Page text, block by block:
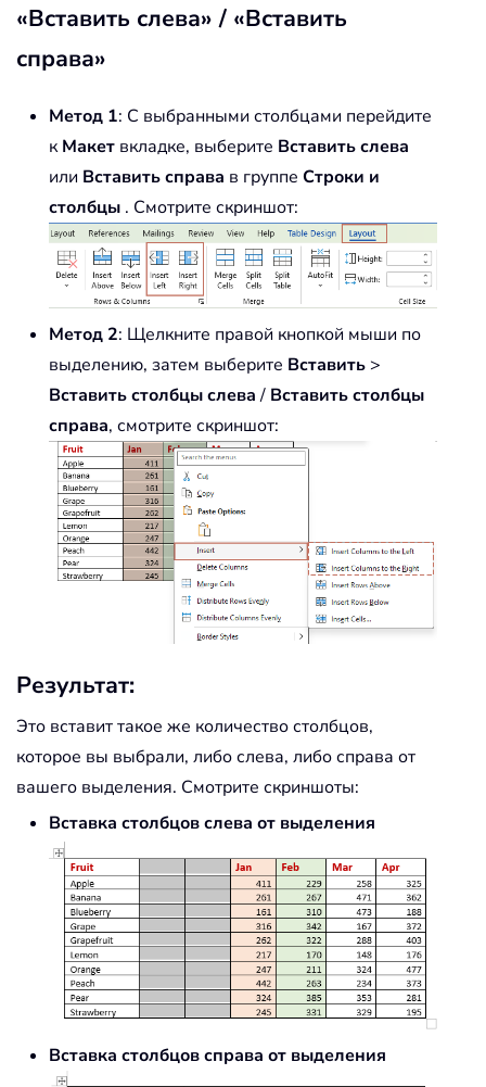
«Вставить слева» / «Вставить
справа»
Метод 1: С выбранными столбцами перейдите
кМакет вкладке, выберите Вставить слева
или Вставить справа в группе Строки и
столбцы . Смотрите скриншот:
Метод 2: Щелкните правой кнопкой мыши по
выделению, затем выберите Вставить >
Вставить столбцы слева/ Вставить столбцы
справа, смотрите скриншот:
Результат:
Это вставит такое же количество столбцов,
которое вы выбрали, либо слева, либо справа от
вашего выделения. Смотрите скриншоты:
Вставка столбцов слева от выделения
Вставка столбцов справа от выделения